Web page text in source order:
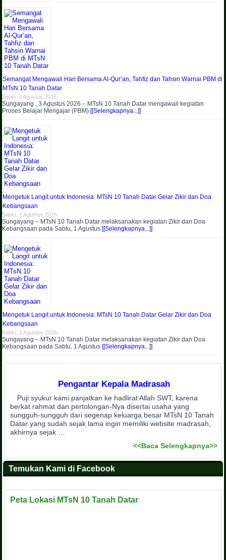
Semangat Mengawali Hari Bersama Al-Qur’an, Tahfiz dan Tahsin Warnai PBM di
MTsN 10 Tanah Datar
Senin, 3 Agustus 2026
Sungayang , 3 Agustus 2026 – MTsN 10 Tanah Datar mengawali kegiatan
Proses Belajar Mengajar (PBM) [[Selengkapnya...]]
Mengetuk Langit untuk Indonesia: MTsN 10 Tanah Datar Gelar Zikir dan Doa
Kebangsaan
Sabtu, 1 Agustus 2026
Sungayang – MTsN 10 Tanah Datar melaksanakan kegiatan Zikir dan Doa
Kebangsaan pada Sabtu, 1 Agustus [[Selengkapnya...]]
Mengetuk Langit untuk Indonesia: MTsN 10 Tanah Datar Gelar Zikir dan Doa
Kebangsaan
Sabtu, 1 Agustus 2026
Sungayang – MTsN 10 Tanah Datar melaksanakan kegiatan Zikir dan Doa
Kebangsaan pada Sabtu, 1 Agustus [[Selengkapnya...]]
Pengantar Kepala Madrasah
Puji syukur kami panjatkan ke hadlirat Allah SWT, karena
berkat rahmat dan pertolongan-Nya disertai usaha yang
sungguh-sungguh dari segenap keluarga besar MTsN 10 Tanah
Datar yang sudah sejak lama ingin memiliki website madrasah,
akhirnya sejak …
<<Baca Selengkapnya>>
Temukan Kami di Facebook
Peta Lokasi MTsN 10 Tanah Datar